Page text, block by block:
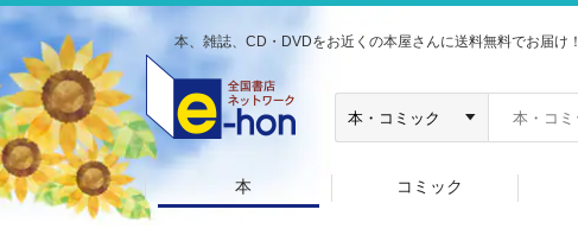
本、雑誌、CD・DVDをお近くの本屋さんに送料無料でお届け！
本 コミック